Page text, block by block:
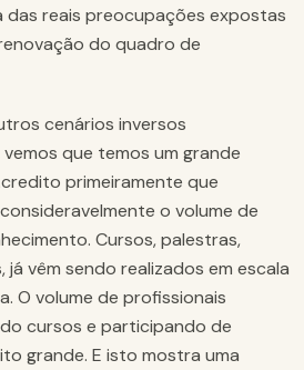
das reais preocupações expostas
do quadro de
cenários inversos
que temos um grande
primeiramente que
o volume de
Cursos, palestras,
já vêm sendo realizados em escala
O volume de profissionais
cursos e participando de
grande. E isto mostra uma